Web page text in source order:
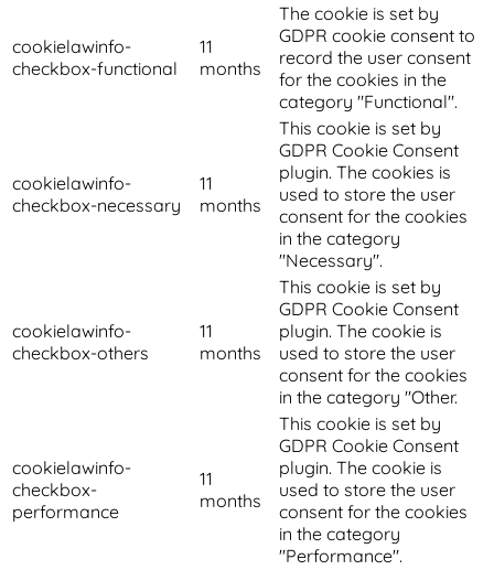
cookielawinfo-
checkbox-functional
11
months
The cookie is set by
GDPR cookie consent to
record the user consent
for the cookies in the
category "Functional".
cookielawinfo-
checkbox-necessary
11
months
This cookie is set by
GDPR Cookie Consent
plugin. The cookies is
used to store the user
consent for the cookies
in the category
"Necessary".
cookielawinfo-
checkbox-others
11
months
This cookie is set by
GDPR Cookie Consent
plugin. The cookie is
used to store the user
consent for the cookies
in the category "Other.
cookielawinfo-
checkbox-
performance
11
months
This cookie is set by
GDPR Cookie Consent
plugin. The cookie is
used to store the user
consent for the cookies
in the category
"Performance".